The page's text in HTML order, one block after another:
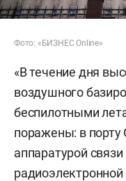
Фото: «БИЗНЕС Online»
«В течение дня
воздушного
беспилотными
поражены: в
аппаратурой